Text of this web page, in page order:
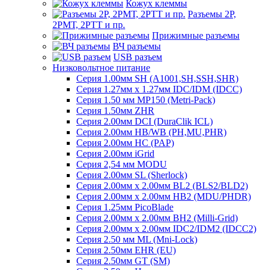
Кожух клеммы
Разъемы 2Р,
2РМТ, 2РТТ и пр.
Прижимные разъемы
ВЧ разъемы
USB разъем
Низковольтное питание
Серия 1.00мм SH (A1001,SH,SSH,SHR)
Серия 1.27мм x 1.27мм IDC/IDM (IDCC)
Серия 1.50 мм MP150 (Metri-Pack)
Серия 1.50мм ZHR
Серия 2.00мм DCI (DuraClik ICL)
Серия 2.00мм HB/WB (PH,MU,PHR)
Серия 2.00мм HC (PAP)
Серия 2.00мм iGrid
Серия 2,54 мм MODU
Серия 2.00мм SL (Sherlock)
Серия 2.00мм x 2.00мм BL2 (BLS2/BLD2)
Серия 2.00мм x 2.00мм HB2 (MDU/PHDR)
Серия 1.25мм PicoBlade
Серия 2.00мм х 2.00мм BH2 (Milli-Grid)
Серия 2.00мм х 2.00мм IDC2/IDM2 (IDCC2)
Серия 2.50 мм ML (Mni-Lock)
Серия 2.50мм EHR (EU)
Серия 2.50мм GT (SM)